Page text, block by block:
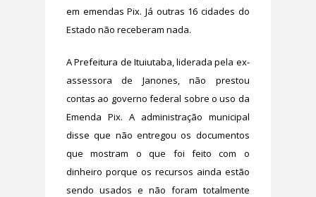
em emendas Pix. Já outras 16 cidades do
Estado não receberam nada.
A Prefeitura de Ituiutaba, liderada pela ex-
assessora de Janones, não prestou
contas ao governo federal sobre o uso da
Emenda Pix. A administração municipal
disse que não entregou os documentos
que mostram o que foi feito com o
dinheiro porque os recursos ainda estão
sendo usados e não foram totalmente